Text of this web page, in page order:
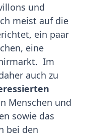
und
meist auf die
ein paar
eine
Im
auch zu
Menschen und
sowie das
bei den